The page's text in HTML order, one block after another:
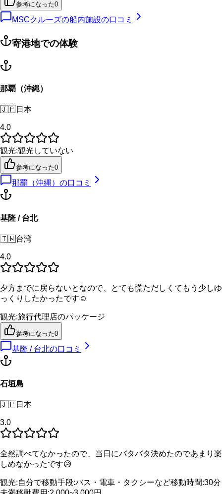
参考になった0
MSCクルーズの船内施設の口コミ
寄港地での体験
那覇（沖縄）
🇯🇵日本
4.0
観光:観光していない
参考になった0
那覇（沖縄） の口コミ
基隆 / 台北
🇹🇼台湾
4.0
夕方までに戻らないとなので、とても慌ただしくてもう少しゆ
っくりしたかったです☺️
観光:旅行代理店のパッケージ
参考になった0
基隆 / 台北の口コミ
石垣島
🇯🇵日本
3.0
全然調べてなかったので、当日にバタバタ決めたのであまり楽
しめなかったです😥
観光:自分で移動手段:バス・電車・タクシーなど移動時間:30分